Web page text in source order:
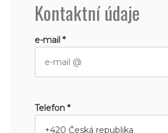
Kontaktní údaje
e-mail *
Telefon *